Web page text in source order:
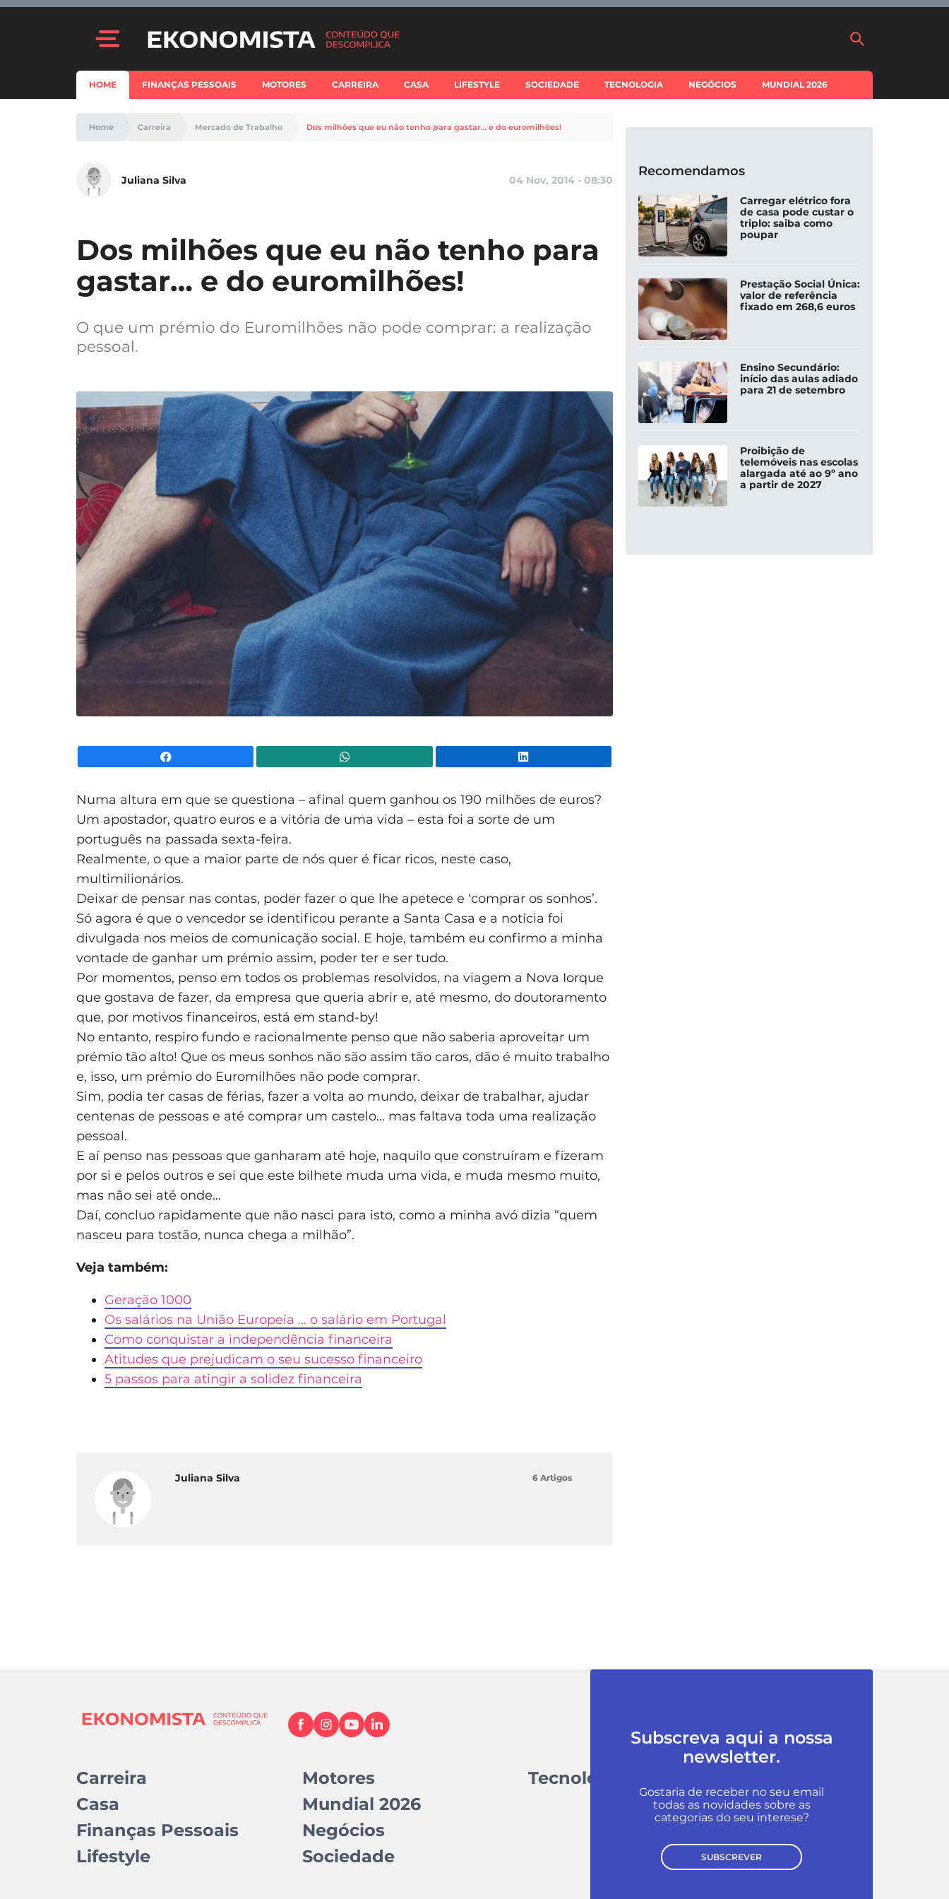
HOME FINANÇAS PESSOAIS MOTORES CARREIRA CASA LIFESTYLE SOCIEDADE TECNOLOGIA NEGÓCIOS MUNDIAL 2026
Home Carreira Mercado de Trabalho Dos milhões que eu não tenho para gastar… e do euromilhões!
Juliana Silva 04 Nov, 2014 - 08:30
Dos milhões que eu não tenho para
gastar… e do euromilhões!
O que um prémio do Euromilhões não pode comprar: a realização
pessoal.
Numa altura em que se questiona – afinal quem ganhou os 190 milhões de euros?
Um apostador, quatro euros e a vitória de uma vida – esta foi a sorte de um
português na passada sexta-feira.
Realmente, o que a maior parte de nós quer é ficar ricos, neste caso,
multimilionários.
Deixar de pensar nas contas, poder fazer o que lhe apetece e ‘comprar os sonhos’.
Só agora é que o vencedor se identificou perante a Santa Casa e a notícia foi
divulgada nos meios de comunicação social. E hoje, também eu confirmo a minha
vontade de ganhar um prémio assim, poder ter e ser tudo.
Por momentos, penso em todos os problemas resolvidos, na viagem a Nova Iorque
que gostava de fazer, da empresa que queria abrir e, até mesmo, do doutoramento
que, por motivos financeiros, está em stand-by!
No entanto, respiro fundo e racionalmente penso que não saberia aproveitar um
prémio tão alto! Que os meus sonhos não são assim tão caros, dão é muito trabalho
e, isso, um prémio do Euromilhões não pode comprar.
Sim, podia ter casas de férias, fazer a volta ao mundo, deixar de trabalhar, ajudar
centenas de pessoas e até comprar um castelo… mas faltava toda uma realização
pessoal.
E aí penso nas pessoas que ganharam até hoje, naquilo que construíram e fizeram
por si e pelos outros e sei que este bilhete muda uma vida, e muda mesmo muito,
mas não sei até onde…
Daí, concluo rapidamente que não nasci para isto, como a minha avó dizia “quem
nasceu para tostão, nunca chega a milhão”.
Veja também:
Geração 1000
Os salários na União Europeia … o salário em Portugal
Como conquistar a independência financeira
Atitudes que prejudicam o seu sucesso financeiro
5 passos para atingir a solidez financeira
Juliana Silva 6 Artigos
Recomendamos
Carregar elétrico fora
de casa pode custar o
triplo: saiba como
poupar
Prestação Social Única:
valor de referência
fixado em 268,6 euros
Ensino Secundário:
início das aulas adiado
para 21 de setembro
Proibição de
telemóveis nas escolas
alargada até ao 9º ano
a partir de 2027
Carreira
Casa
Finanças Pessoais
Lifestyle
Motores
Mundial 2026
Negócios
Sociedade
Tecnologia
Subscreva aqui a nossa
newsletter.
Gostaria de receber no seu email
todas as novidades sobre as
categorias do seu interese?
SUBSCREVER